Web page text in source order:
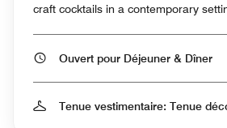
craft cocktails in a contemporary
Ouvert pour Déjeuner & Dîner
Tenue vestimentaire: Tenue